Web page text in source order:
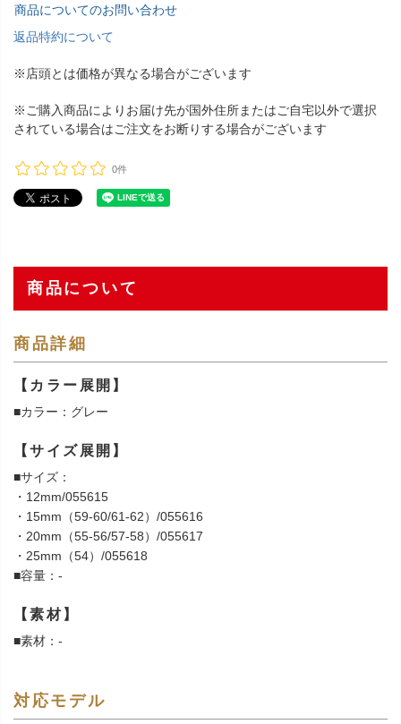
商品についてのお問い合わせ
返品特約について
※店頭とは価格が異なる場合がございます
※ご購入商品によりお届け先が国外住所またはご自宅以外で選択
されている場合はご注文をお断りする場合がございます
0件
商品について
商品詳細
【カラー展開】
■カラー：グレー
【サイズ展開】
■サイズ：
・12mm/055615
・15mm（59-60/61-62）/055616
・20mm（55-56/57-58）/055617
・25mm（54）/055618
■容量：-
【素材】
■素材：-
対応モデル